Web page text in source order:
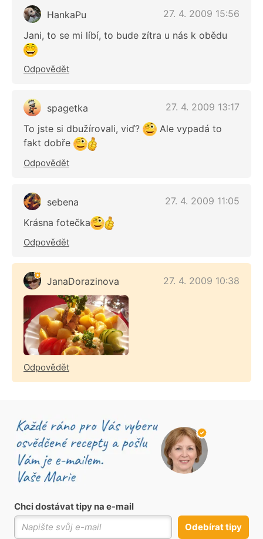
HankaPu
27. 4. 2009 15:56
Jani, to se mi líbí, to bude zítra u nás k obědu
Odpovědět
spagetka
27. 4. 2009 13:17
To jste si dbužírovali, viď?
Ale vypadá to
fakt dobře
Odpovědět
sebena
27. 4. 2009 11:05
Krásna fotečka
Odpovědět
JanaDorazinova 27. 4. 2009 10:38
Odpovědět
Chci dostávat tipy na e-mail
Odebírat tipy